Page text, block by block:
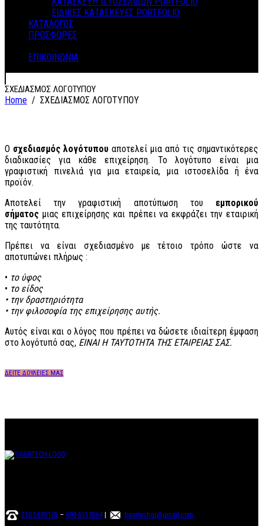
ΕΙΔΙΚΕΣ ΚΑΤΑΣΚΕΥΕΣ PORTFOLIO
ΚΑΤΑΛΟΓΟΣ
ΠΡΟΣΦΟΡΕΣ
ΕΠΙΚΟΙΝΩΝΙΑ
ΣΧΕΔΙΑΣΜΟΣ ΛΟΓΟΤΥΠΟΥ
Home / ΣΧΕΔΙΑΣΜΟΣ ΛΟΓΟΤΥΠΟΥ
Ο σχεδιασμός λογότυπου αποτελεί μια από τις σημαντικότερες
διαδικασίες για κάθε επιχείρηση. Το λογότυπο είναι μια
γραφιστική πινελιά για μια εταιρεία, μια ιστοσελίδα ή ένα
προϊόν.
Αποτελεί την γραφιστική αποτύπωση του εμπορικού
σήματος μιας επιχείρησης και πρέπει να εκφράζει την εταιρική
της ταυτότητα.
Πρέπει να είναι σχεδιασμένο με τέτοιο τρόπο ώστε να
αποτυπώνει πλήρως :
• το ύφος
• το είδος
• την δραστηριότητα
• την φιλοσοφία της επιχείρησης αυτής.
Αυτός είναι και ο λόγος που πρέπει να δώσετε ιδιαίτερη έμφαση
στο λογότυπό σας, ΕΙΝΑΙ Η ΤΑΥΤΟΤΗΤΑ ΤΗΣ ΕΤΑΙΡΕΙΑΣ ΣΑΣ.
ΔΕΙΤΕ ΔΟΥΛΕΙΕΣ ΜΑΣ
210 5695105 – 699 5159564 tigertechgr@gmail.com